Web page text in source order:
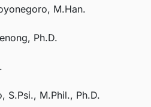
M.Han.
Ph.D.
S.Psi., M.Phil., Ph.D.